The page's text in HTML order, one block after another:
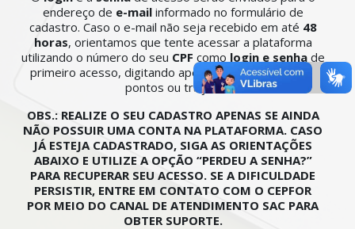
endereço de e-mail informado no formulário de
cadastro. Caso o e-mail não seja recebido em até 48
horas, orientamos que tente acessar a plataforma
utilizando o número do seu CPF como login e senhade
primeiro acesso, digitando apenas os números, sem
pontos ou traços.
OBS.: REALIZE O SEU CADASTRO APENAS SE AINDA
NÃO POSSUIR UMA CONTA NA PLATAFORMA. CASO
JÁ ESTEJA CADASTRADO, SIGA AS ORIENTAÇÕES
ABAIXO E UTILIZE A OPÇÃO “PERDEU A SENHA?”
PARA RECUPERAR SEU ACESSO. SE A DIFICULDADE
PERSISTIR, ENTRE EM CONTATO COM O CEPFOR
POR MEIO DO CANAL DE ATENDIMENTO SAC PARA
OBTER SUPORTE.